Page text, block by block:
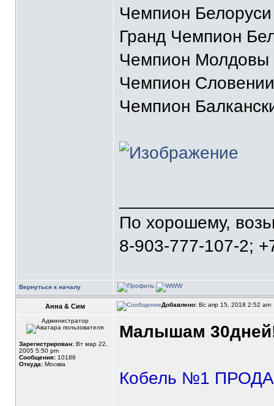
Чемпион Белоруси
Гранд Чемпион
Чемпион Молдовы
Чемпион Словении
Чемпион
По хорошему,
8-903-777-107-2;
Вернуться к началу
Анна & Сим Добавлено: Вс апр 15, 2018 2:52 am
Администратор
Зарегистрирован: Вт мар 22,
2005 5:50 pm
Сообщения: 10186
Откуда: Москва
Малышам
Кобель №1